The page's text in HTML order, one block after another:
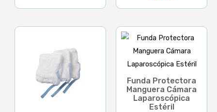
Funda Protectora
Manguera Cámara
Laparoscópica
Estéril